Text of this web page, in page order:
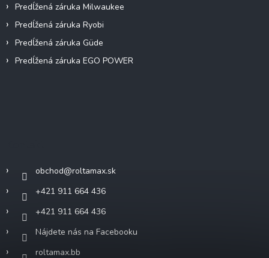
Predĺžená záruka Milwaukee
Predĺžená záruka Ryobi
Predĺžená záruka Güde
Predĺžená záruka EGO POWER
obchod@roltamax.sk
+421 911 664 436
+421 911 664 436
Nájdete nás na Facebooku
roltamax.bb